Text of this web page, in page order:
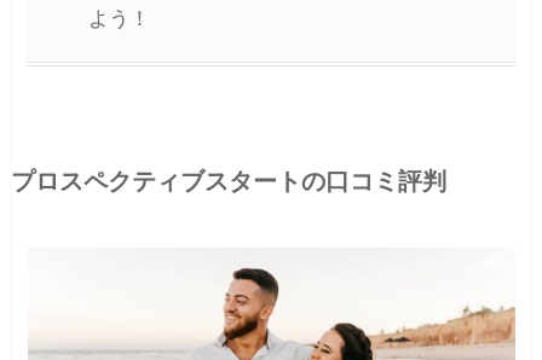
よう！
プロスペクティブスタートの口コミ評判